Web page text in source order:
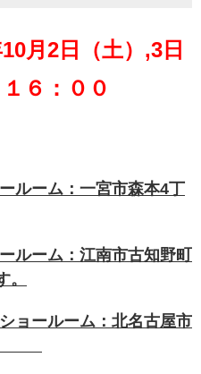
月2日（土）,3日
６：００
ルーム：一宮市森本4丁
ルーム：江南市古知野町
ョールーム： 北名古屋市